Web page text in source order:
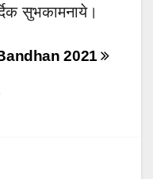
सुभकामनाये।
2021